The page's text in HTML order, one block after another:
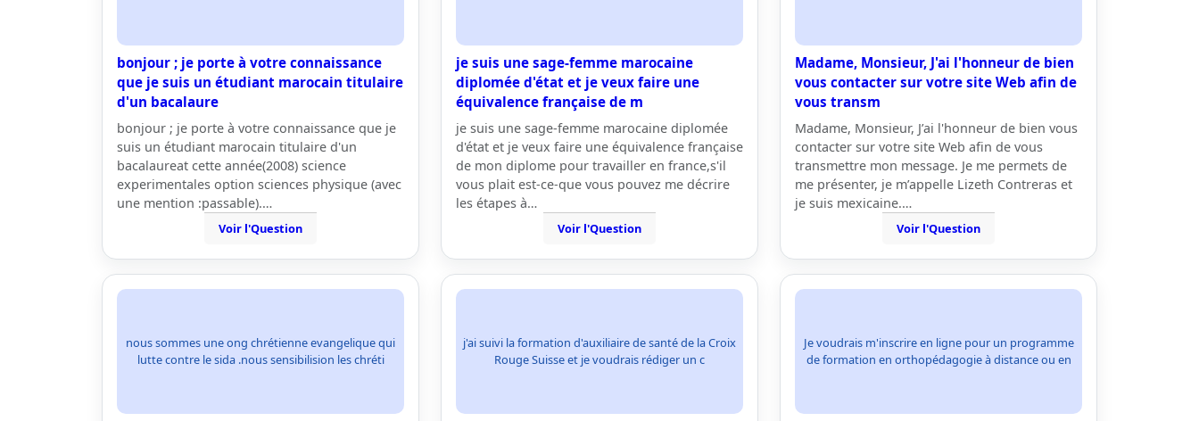
bonjour ; je porte à votre connaissance
que je suis un étudiant marocain titulaire
d'un bacalaure
bonjour ; je porte à votre connaissance que je
suis un étudiant marocain titulaire d'un
bacalaureat cette année(2008) science
experimentales option sciences physique (avec
une mention :passable).…
Voir l'Question
je suis une sage-femme marocaine
diplomée d'état et je veux faire une
équivalence française de m
je suis une sage-femme marocaine diplomée
d'état et je veux faire une équivalence française
de mon diplome pour travailler en france,s'il
vous plait est-ce-que vous pouvez me décrire
les étapes à…
Voir l'Question
Madame, Monsieur, J'ai l'honneur de bien
vous contacter sur votre site Web afin de
vous transm
Madame, Monsieur, J’ai l'honneur de bien vous
contacter sur votre site Web afin de vous
transmettre mon message. Je me permets de
me présenter, je m’appelle Lizeth Contreras et
je suis mexicaine.…
Voir l'Question
nous sommes une ong chrétienne evangelique qui
lutte contre le sida .nous sensibilision les chréti
j'ai suivi la formation d'auxiliaire de santé de la Croix
Rouge Suisse et je voudrais rédiger un c
Je voudrais m'inscrire en ligne pour un programme
de formation en orthopédagogie à distance ou en